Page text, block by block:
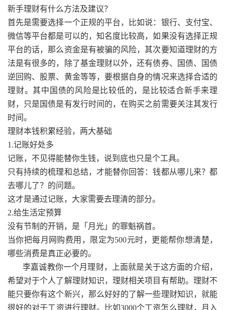
新手理财有什么方法及建议？
首先是需要选择一个正规的平台，比如说：银行、支付宝、
微信等平台都是可以的，知名度比较高，如果没有选择正规
平台的话，那么资金是有被骗的风险，其次要知道理财的方
法是有很多的，除了基金理财以外，还有债券、国债、国债
逆回购、股票、黄金等等，要根据自身的情况来选择合适的
理财。其中国债的风险是比较低的，是比较适合新手来理
财，只是国债是有发行时间的，在购买之前需要关注其发行
时间。
理财本钱积累经验，两大基础
1.记账好处多
记账，不见得能替你生钱，说到底也只是个工具。
只有持续的梳理和总结，才能替你回答：钱都从哪儿来？都
去哪儿了？的问题。
这才是通过记账，大家需要去理清的部分。
2.给生活定预算
没有节制的开销，是「月光」的罪魁祸首。
当你把每月网购费用，限定为500元时，更能帮你想清楚，
哪些消费是真正必要的。
李嘉诚教你一个月理财，上面就是关于这方面的介绍，
希望对于个人了解理财知识，理财相关项目有帮助。理财不
能只要你有这个新兴，那么好好的了解一些理财知识，就能
很好的对于工资进行理财。比如3000个工资怎么理财，月入